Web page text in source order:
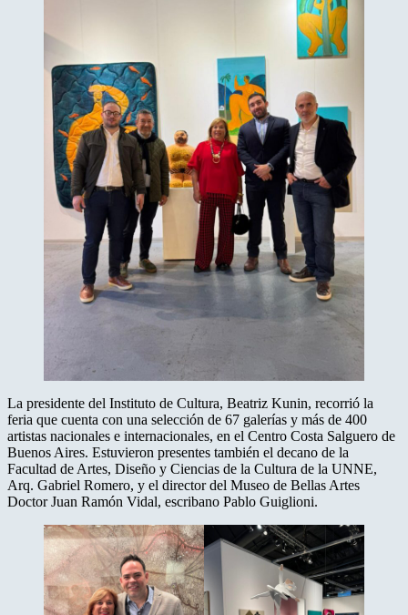
La presidente del Instituto de Cultura, Beatriz Kunin, recorrió la
feria que cuenta con una selección de 67 galerías y más de 400
artistas nacionales e internacionales, en el Centro Costa Salguero de
Buenos Aires. Estuvieron presentes también el decano de la
Facultad de Artes, Diseño y Ciencias de la Cultura de la UNNE,
Arq. Gabriel Romero, y el director del Museo de Bellas Artes
Doctor Juan Ramón Vidal, escribano Pablo Guiglioni.